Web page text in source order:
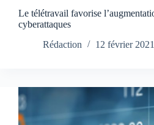
Le télétravail favorise
cyberattaques
Rédaction
12 février 2021